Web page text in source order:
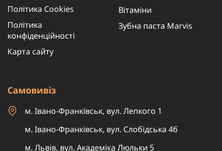
Політика Cookies
Політика
конфіденційності
Карта сайту
Вітаміни
Зубна паста Marvis
Самовивіз
м. Івано-Франківськ, вул. Лепкого 1
м. Івано-Франківськ, вул. Слобідська 4б
м. Львів, вул. Академіка Люльки 5